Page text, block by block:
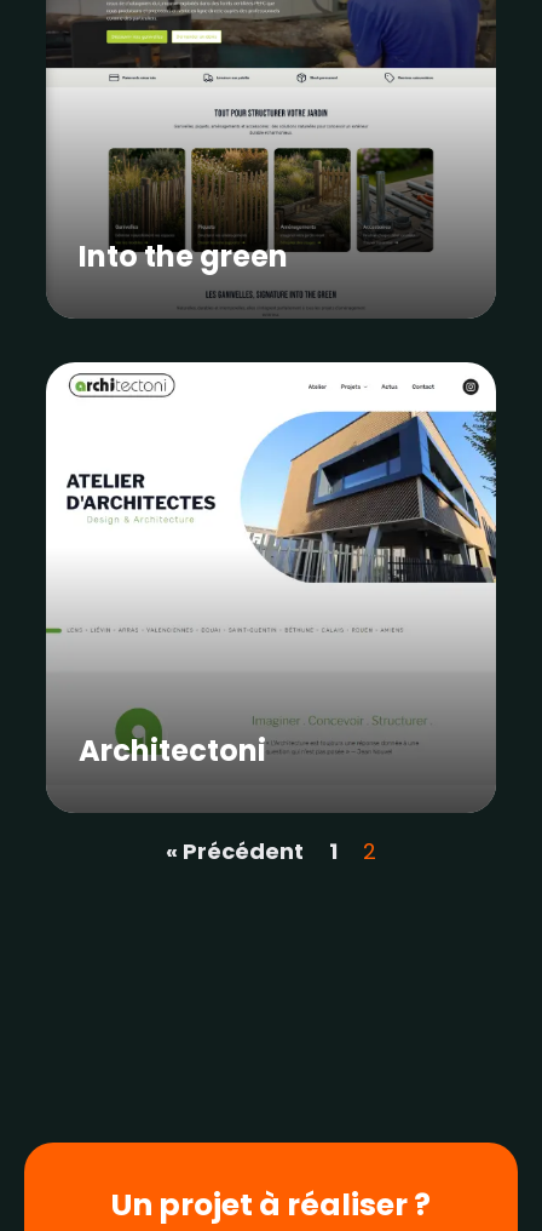
Into the green
Architectoni
« Précédent 1 2
Un projet à réaliser ?